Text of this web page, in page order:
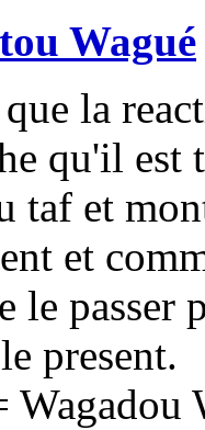
Wagué
que la
qu'il est
taf et
et
le
present.
Wagadou